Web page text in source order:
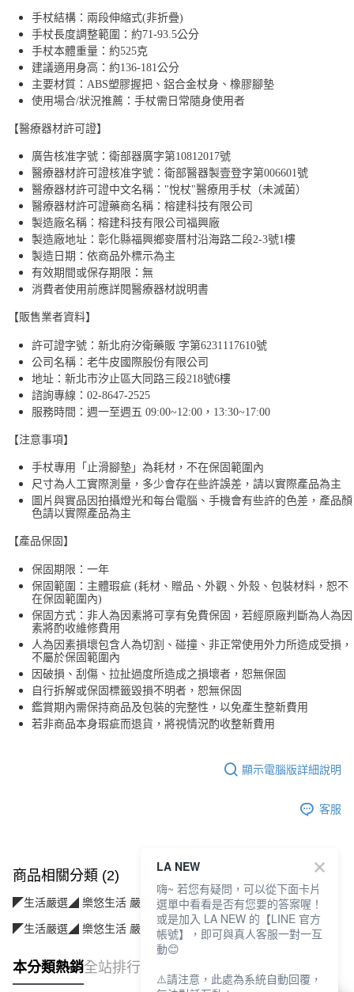
手杖結構：兩段伸縮式(非折疊)
手杖長度調整範圍：約71-93.5公分
手杖本體重量：約525克
建議適用身高：約136-181公分
主要材質：ABS塑膠握把、鋁合金杖身、橡膠腳墊
使用場合/狀況推薦：手杖需日常隨身使用者
【醫療器材許可證】
廣告核准字號：衛部器廣字第10812017號
醫療器材許可證核准字號：衛部醫器製壹登字第006601號
醫療器材許可證中文名稱："悅杖"醫療用手杖（未滅菌）
醫療器材許可證藥商名稱：榕建科技有限公司
製造廠名稱：榕建科技有限公司福興廠
製造廠地址：彰化縣福興鄉麥厝村沿海路二段2-3號1樓
製造日期：依商品外標示為主
有效期間或保存期限：無
消費者使用前應詳閱醫療器材說明書
【販售業者資料】
許可證字號：新北府汐衛藥販 字第6231117610號
公司名稱：老牛皮國際股份有限公司
地址：新北市汐止區大同路三段218號6樓
諮詢專線：02-8647-2525
服務時間：週一至週五 09:00~12:00，13:30~17:00
【注意事項】
手杖專用「止滑腳墊」為耗材，不在保固範圍內
尺寸為人工實際測量，多少會存在些許誤差，請以實際產品為主
圖片與實品因拍攝燈光和每台電腦、手機會有些許的色差，產品顏
色請以實際產品為主
【產品保固】
保固期限：一年
保固範圍：主體瑕疵 (耗材、贈品、外觀、外殼、包裝材料，恕不
在保固範圍內)
保固方式：非人為因素將可享有免費保固，若經原廠判斷為人為因
素將酌收維修費用
人為因素損壞包含人為切割、碰撞、非正常使用外力所造成受損，
不屬於保固範圍內
因破損、刮傷、拉扯過度所造成之損壞者，恕無保固
自行拆解或保固標籤毀損不明者，恕無保固
鑑賞期內需保持商品及包裝的完整性，以免產生整新費用
若非商品本身瑕疵而退貨，將視情況酌收整新費用
顯示電腦版詳細說明
客服
商品相關分類 (2)
◤生活嚴選◢ 樂悠生活 嚴選好物 運動休閒(運動/旅遊/配件)
◤生活嚴選◢ 樂悠生活 嚴選好物 個人護理(美保/清潔/用品)
本分類熱銷全站排行
LA NEW
嗨~ 若您有疑問，可以從下面卡片
選單中看看是否有您要的答案喔！
或是加入 LA NEW 的【LINE 官方
帳號】，即可與真人客服一對一互
動😊
⚠️請注意，此處為系統自動回覆，